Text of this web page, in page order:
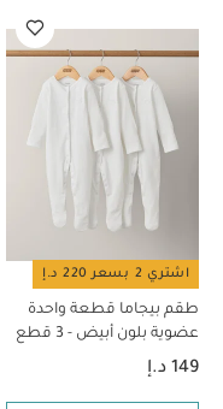
الخلف بتصميم ديناصور
اشتري 2 بسعر 220 د.إ
طقم بيجاما قطعة واحدة
عضوية بلون أبيض - 3 قطع
149 د.إ